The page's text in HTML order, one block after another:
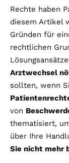
Rechte haben
diesem Artikel
Gründen für
rechtlichen
Arztwechsel
sollten, wenn
von
thematisiert,
über Ihre
Sie nicht mehr